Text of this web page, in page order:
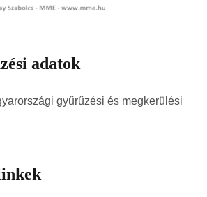
adatok
gyűrűzési és megkerülési